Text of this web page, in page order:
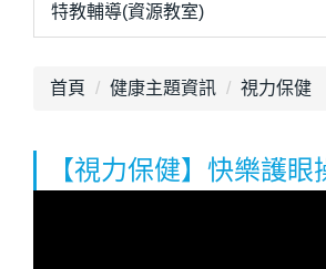
特教輔導(資源教室)
首頁 健康主題資訊 視力保健
【視力保健】快樂護眼